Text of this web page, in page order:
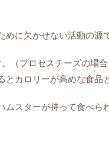
に欠かせない活動の源
（プロセスチーズの場
カロリーが高めな食品
ムスターが持って食べら